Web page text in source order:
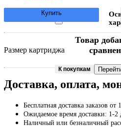
Купить
Размер картриджа
Доставка, оплата,
Бесплатная доставка заказов от
Ожидаемое время доставки: 1-2
Наличный или безналичный
Товар
К покупкам